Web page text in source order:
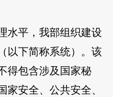
平，我部组织建设
以下简称系统）。该
得包含涉及国家秘
家安全、公共安全、